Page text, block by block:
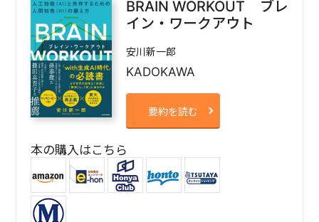
BRAIN WORKOUT ブレ
イン・ワークアウト
安川新一郎
KADOKAWA
要約を読む
本の購入はこちら